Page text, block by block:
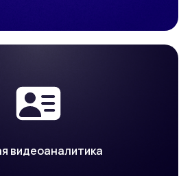
видеоаналитика